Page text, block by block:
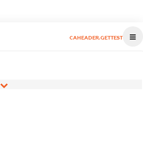
CAHEADER.GETTEST